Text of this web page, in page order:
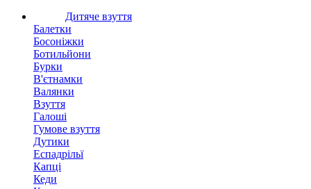
Дитяче взуття
Балетки
Босоніжки
Ботильйони
Бурки
В'єтнамки
Валянки
Взуття
Галоші
Гумове взуття
Дутики
Еспадрільї
Капці
Кеди